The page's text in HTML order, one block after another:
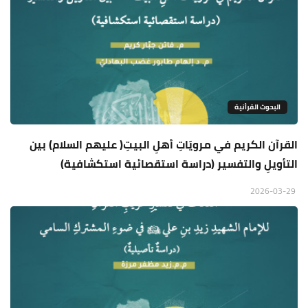
البحوث القرأنية
القرآن الكريم في مرويَاتِ أهلِ البيتِ( عليهم السلام) بين
التأويلِ والتفسير (دراسة استقصائية استكشافية)